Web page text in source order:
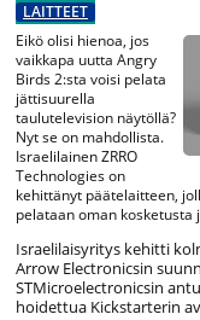
LAITTEET
Eikö olisi hienoa, jos
vaikkapa uutta Angry
Birds 2:sta voisi pelata
jättisuurella
taulutelevision näytöllä?
Nyt se on mahdollista.
Israelilainen ZRRO
Technologies on
kehittänyt päätelaitteen,
pelataan oman
Israelilaisyritys kehitti
Arrow Electronicsin
STMicroelectronicsin
hoidettua Kickstarterin